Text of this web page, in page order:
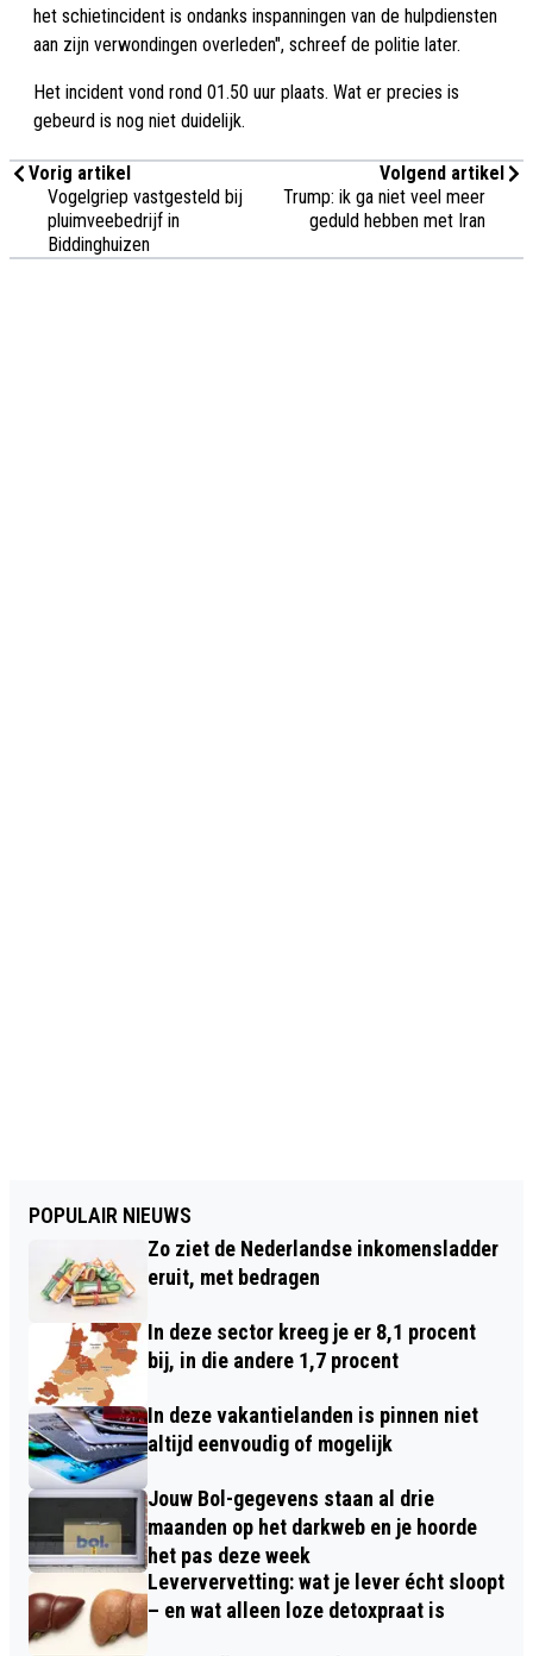
het schietincident is ondanks inspanningen van de hulpdiensten
aan zijn verwondingen overleden", schreef de politie later.
Het incident vond rond 01.50 uur plaats. Wat er precies is
gebeurd is nog niet duidelijk.
Vorig artikel
Vogelgriep vastgesteld bij
pluimveebedrijf in
Biddinghuizen
Volgend artikel
Trump: ik ga niet veel meer
geduld hebben met Iran
POPULAIR NIEUWS
Zo ziet de Nederlandse inkomensladder
eruit, met bedragen
In deze sector kreeg je er 8,1 procent
bij, in die andere 1,7 procent
In deze vakantielanden is pinnen niet
altijd eenvoudig of mogelijk
Jouw Bol-gegevens staan al drie
maanden op het darkweb en je hoorde
het pas deze week
Leververvetting: wat je lever écht sloopt
– en wat alleen loze detoxpraat is